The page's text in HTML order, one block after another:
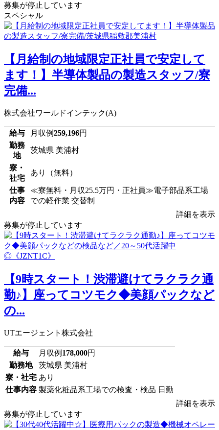
募集が停止しています
スペシャル
【月給制の地域限定正社員で安定して
ます！】半導体製品の製造スタッフ/寮
完備...
株式会社ワールドインテック(A)
給与 月収例259,196円
勤務
地
茨城県 美浦村
寮・
社宅
あり（無料）
仕事
内容
≪寮無料・月収25.5万円・正社員≫電子部品系工場
での軽作業 交替制
詳細を表示
募集が停止しています
【9時スタート！渋滞避けてラクラク通
勤♪】座ってコツモク◆美顔パックなど
の...
UTエージェント株式会社
給与 月収例 178,000円
勤務地
茨城県 美浦村
寮・社宅 あり
仕事内容 製薬化粧品系工場での検査・検品 日勤
詳細を表示
募集が停止しています